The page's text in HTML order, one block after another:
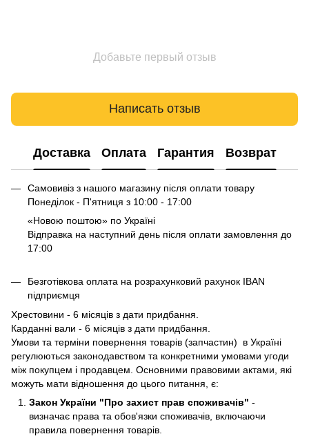
Добавьте первый отзыв
Написать отзыв
Доставка Оплата Гарантия Возврат
Самовивіз з нашого магазину після оплати товару
Понеділок - П'ятниця з 10:00 - 17:00
«Новою поштою» по Україні
Відправка на наступний день після оплати замовлення до
17:00
Безготівкова оплата на розрахунковий рахунок IBAN
підприємця
Хрестовини - 6 місяців з дати придбання.
Карданні вали - 6 місяців з дати придбання.
Умови та терміни повернення товарів (запчастин) в Україні
регулюються законодавством та конкретними умовами угоди
між покупцем і продавцем. Основними правовими актами, які
можуть мати відношення до цього питання, є:
Закон України "Про захист прав споживачів" -
визначає права та обов'язки споживачів, включаючи
правила повернення товарів.